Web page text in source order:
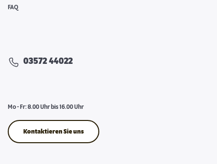
FAQ
03572 44022
Mo - Fr: 8.00 Uhr bis 16.00 Uhr
Kontaktieren Sie uns